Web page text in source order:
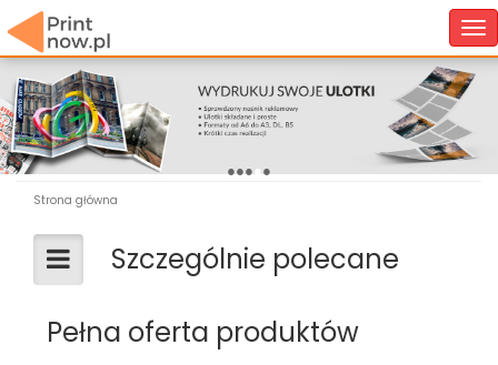
●●●●●
Strona główna
Szczególnie polecane
Pełna oferta produktów